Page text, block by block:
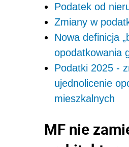
Podatek od
Zmiany w
Nowa definicja
opodatkowania
Podatki 2025 -
ujednolicenie
mieszkalnych
MF nie